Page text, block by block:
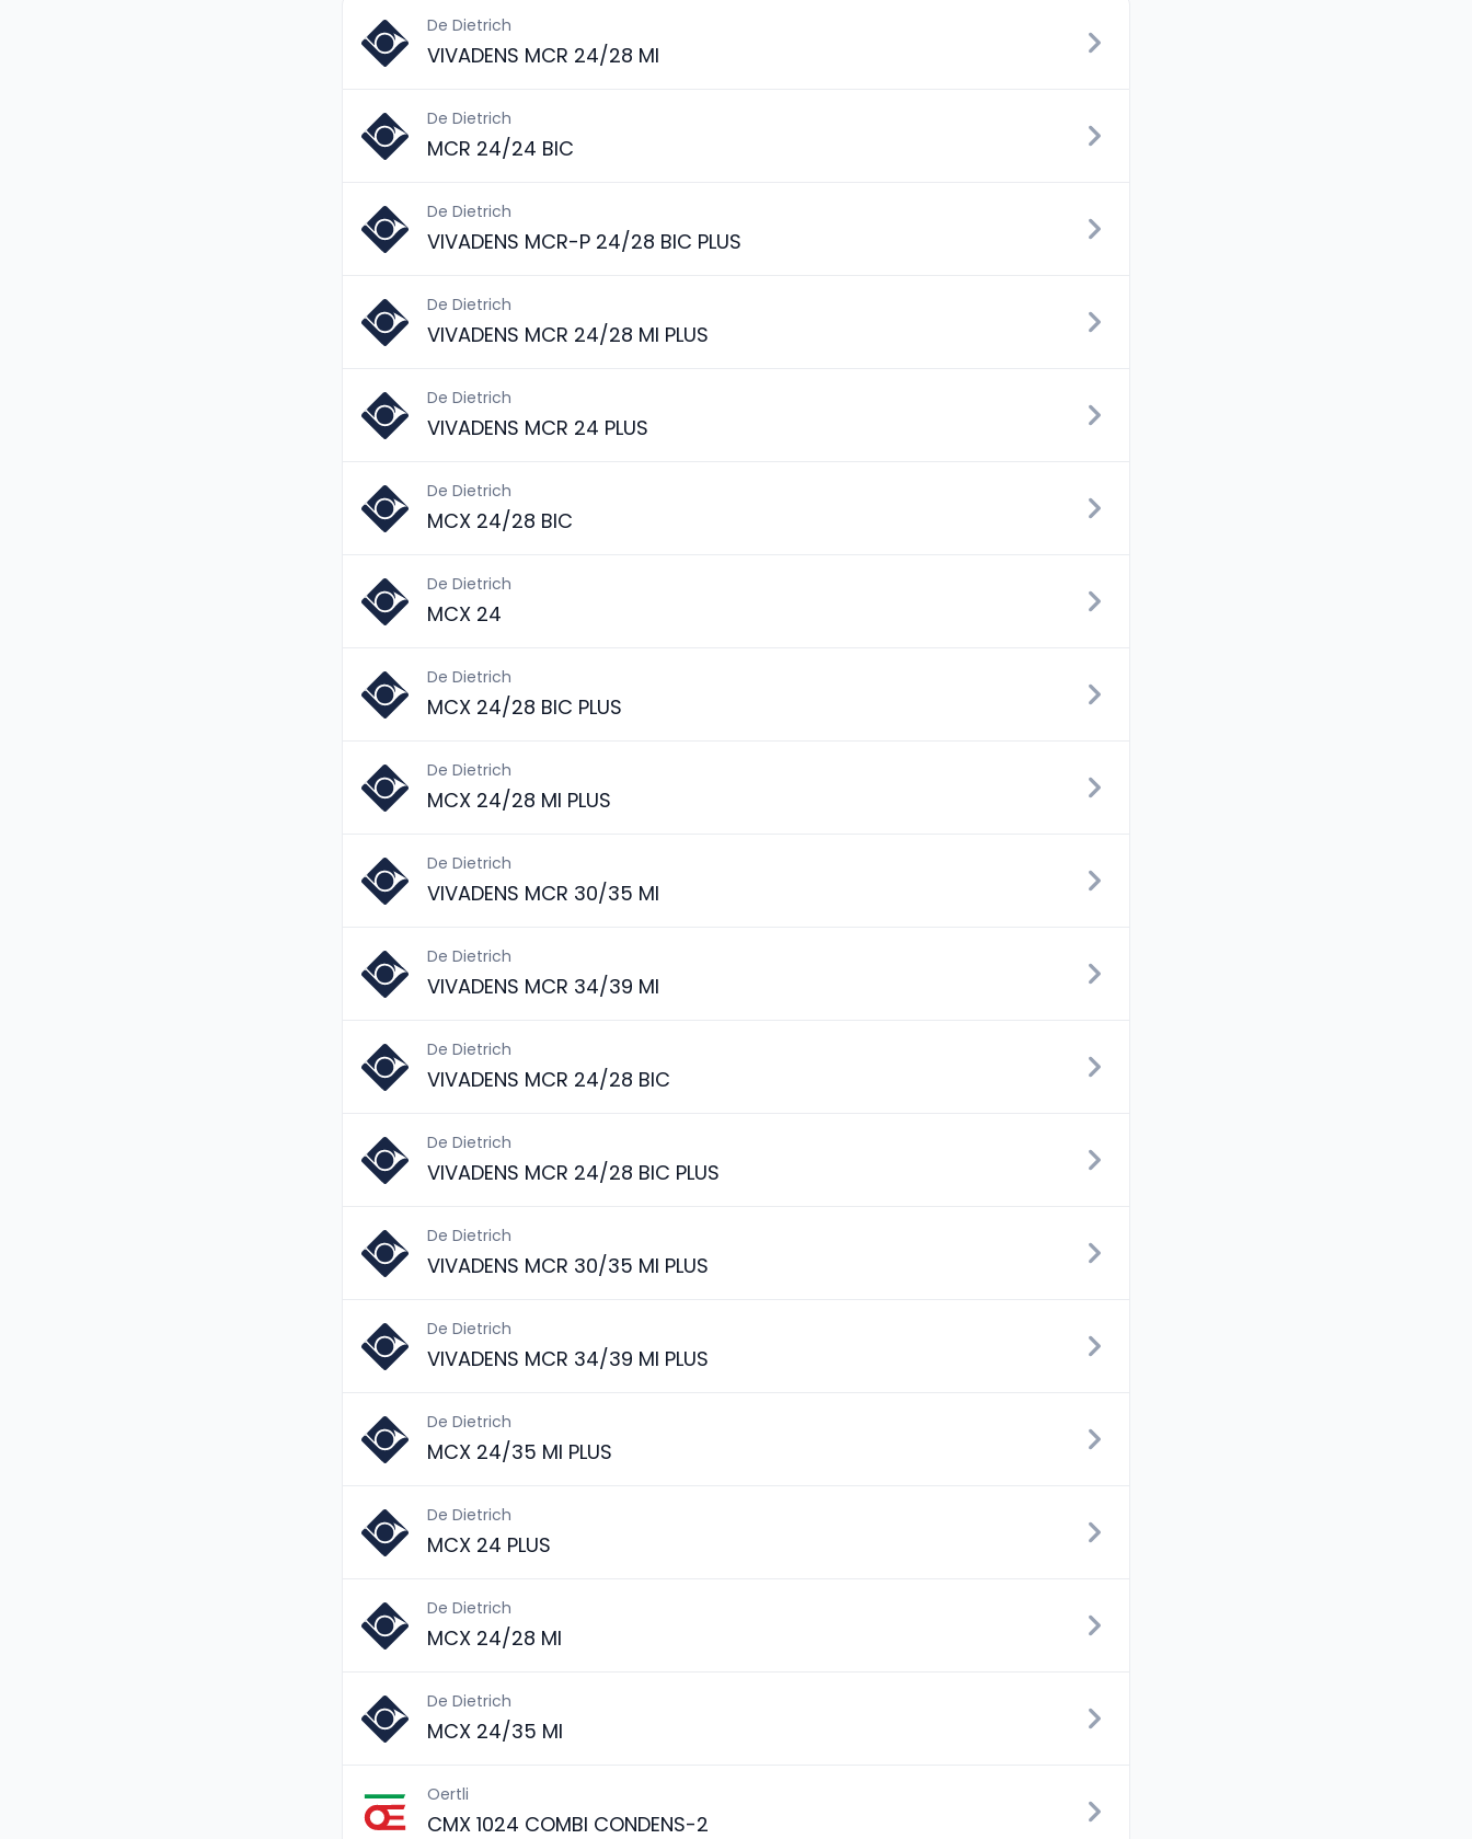
De Dietrich
VIVADENS MCR 24/28 MI
De Dietrich
MCR 24/24 BIC
De Dietrich
VIVADENS MCR-P 24/28 BIC PLUS
De Dietrich
VIVADENS MCR 24/28 MI PLUS
De Dietrich
VIVADENS MCR 24 PLUS
De Dietrich
MCX 24/28 BIC
De Dietrich
MCX 24
De Dietrich
MCX 24/28 BIC PLUS
De Dietrich
MCX 24/28 MI PLUS
De Dietrich
VIVADENS MCR 30/35 MI
De Dietrich
VIVADENS MCR 34/39 MI
De Dietrich
VIVADENS MCR 24/28 BIC
De Dietrich
VIVADENS MCR 24/28 BIC PLUS
De Dietrich
VIVADENS MCR 30/35 MI PLUS
De Dietrich
VIVADENS MCR 34/39 MI PLUS
De Dietrich
MCX 24/35 MI PLUS
De Dietrich
MCX 24 PLUS
De Dietrich
MCX 24/28 MI
De Dietrich
MCX 24/35 MI
Oertli
CMX 1024 COMBI CONDENS-2